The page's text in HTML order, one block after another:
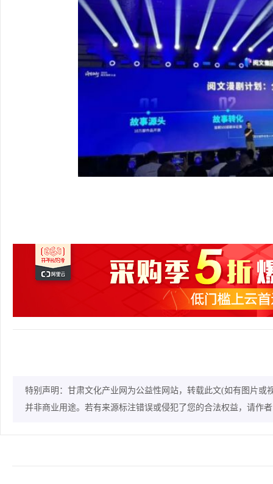
特别声明：甘肃文化产业网为公益性网站，转载此文(如有图片
并非商业用途。若有来源标注错误或侵犯了您的合法权益，请作